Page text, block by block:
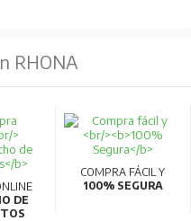
RHONA
DE
COMPRA FÁCIL Y
100% SEGURA